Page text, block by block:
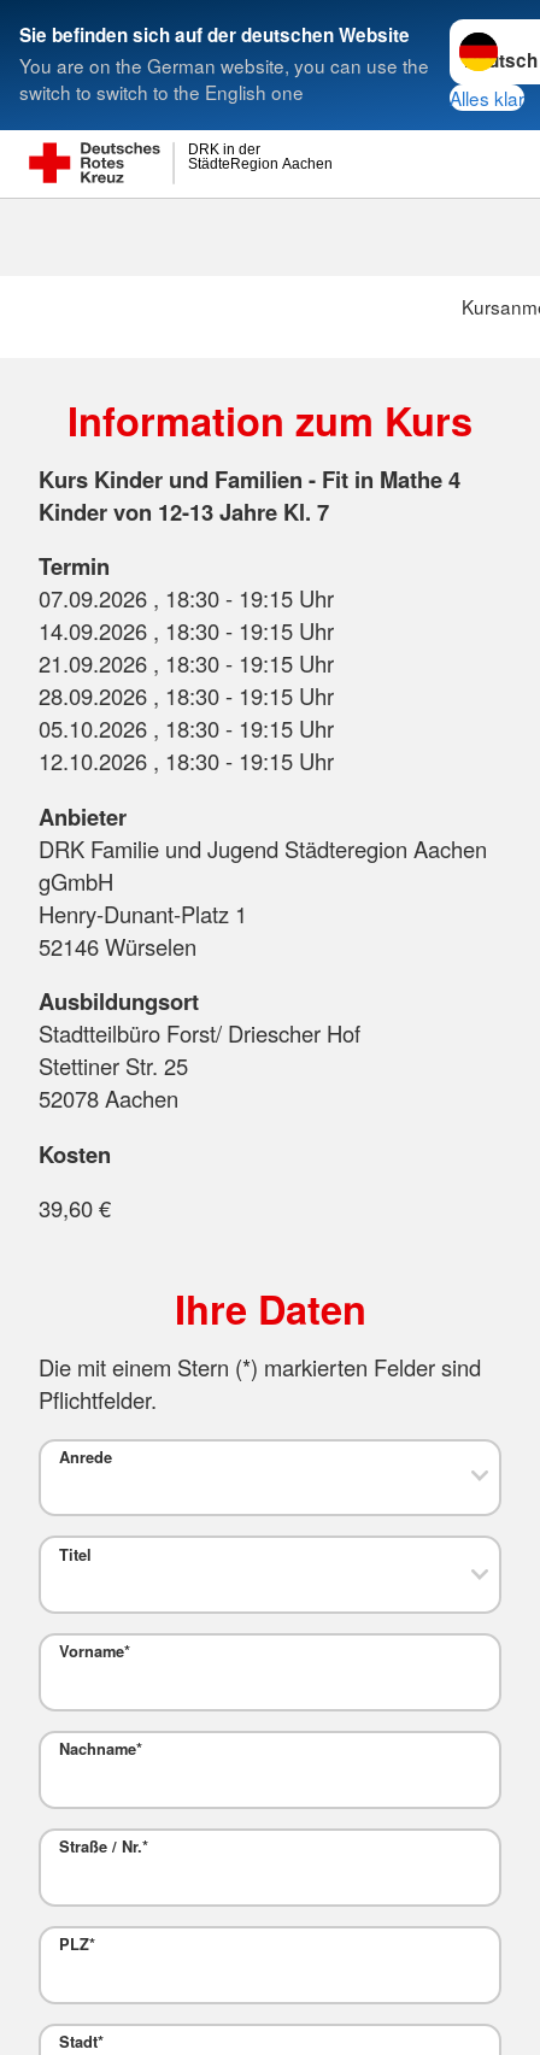
Sie befinden sich auf der deutschen Website
You are on the German website, you can use the
switch to switch to the English one
Sprache
Alles klar
StädteRegion Aachen
DRK in der
Suche
Information zum Kurs
Kurs Kinder und Familien - Fit in Mathe 4
Kinder von 12-13 Jahre Kl. 7
Termin
07.09.2026 , 18:30 - 19:15 Uhr
14.09.2026 , 18:30 - 19:15 Uhr
21.09.2026 , 18:30 - 19:15 Uhr
28.09.2026 , 18:30 - 19:15 Uhr
05.10.2026 , 18:30 - 19:15 Uhr
12.10.2026 , 18:30 - 19:15 Uhr
Anbieter
DRK Familie und Jugend Städteregion Aachen
gGmbH
Henry-Dunant-Platz 1
52146 Würselen
Ausbildungsort
Stadtteilbüro Forst/ Driescher Hof
Stettiner Str. 25
52078 Aachen
Kosten
39,60 €
Ihre Daten
Die mit einem Stern (*) markierten Felder sind
Pflichtfelder.
Anrede
Titel
Vorname*
Nachname*
Straße / Nr.*
PLZ*
Stadt*